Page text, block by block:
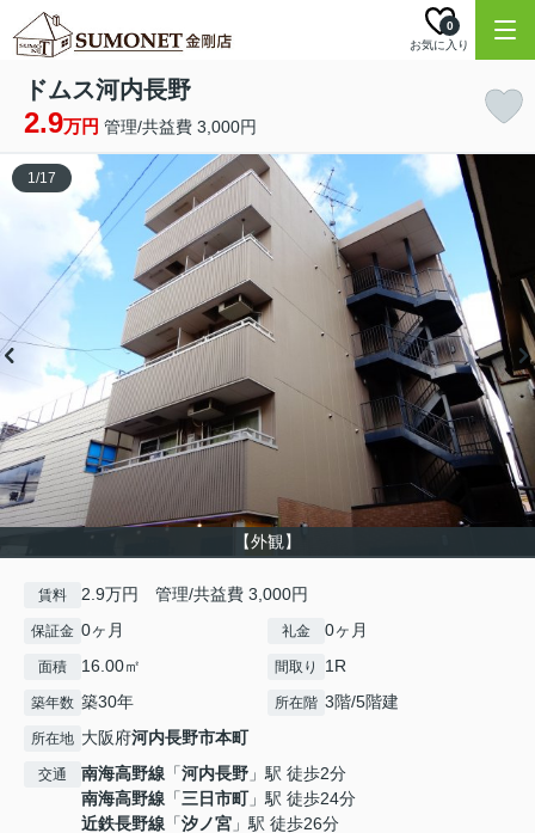
お気に入り
0
ドムス河内長野
2.9万円 管理/共益費 3,000円
【外観】
1/17
賃料 2.9万円 管理/共益費 3,000円
保証金 0ヶ月 礼金 0ヶ月
面積 16.00㎡ 間取り 1R
築年数 築30年 所在階 3階/5階建
所在地 大阪府河内長野市本町
交通 南海高野線 「河内長野 」駅 徒歩2分
南海高野線 「三日市町」駅 徒歩24分
近鉄長野線 「汐ノ宮 」駅 徒歩26分